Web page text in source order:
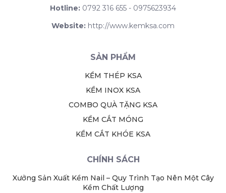
Hotline: 0792 316 655 - 0975623934
Website: http://www.kemksa.com
SẢN PHẨM
KỀM THÉP KSA
KỀM INOX KSA
COMBO QUÀ TẶNG KSA
KỀM CẮT MÓNG
KỀM CẮT KHÓE KSA
CHÍNH SÁCH
Xưởng Sản Xuất Kềm Nail – Quy Trình Tạo Nên Một Cây
Kềm Chất Lượng